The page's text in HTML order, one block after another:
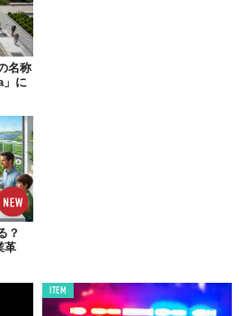
る誰かが必要なのだ。
名称
に
？
革
ITEM